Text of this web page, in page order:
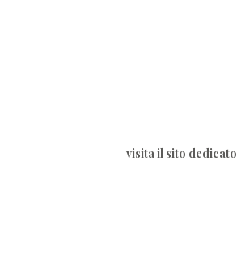
visita il sito dedicato